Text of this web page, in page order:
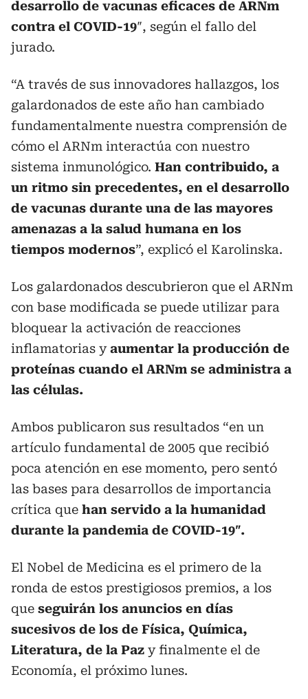
desarrollo de vacunas eficaces de ARNm
contra el COVID-19″, según el fallo del
jurado.
“A través de sus innovadores hallazgos, los
galardonados de este año han cambiado
fundamentalmente nuestra comprensión de
cómo el ARNm interactúa con nuestro
sistema inmunológico. Han contribuido, a
un ritmo sin precedentes, en el desarrollo
de vacunas durante una de las mayores
amenazas a la salud humana en los
tiempos modernos”, explicó el Karolinska.
Los galardonados descubrieron que el ARNm
con base modificada se puede utilizar para
bloquear la activación de reacciones
inflamatorias yaumentar la producción de
proteínas cuando el ARNm se administra a
las células.
Ambos publicaron sus resultados “en un
artículo fundamental de 2005 que recibió
poca atención en ese momento, pero sentó
las bases para desarrollos de importancia
crítica que han servido a la humanidad
durante la pandemia de COVID-19″.
El Nobel de Medicina es el primero de la
ronda de estos prestigiosos premios, a los
que seguirán los anuncios en días
sucesivos de los de Física, Química,
Literatura, de la Paz y finalmente el de
Economía, el próximo lunes.